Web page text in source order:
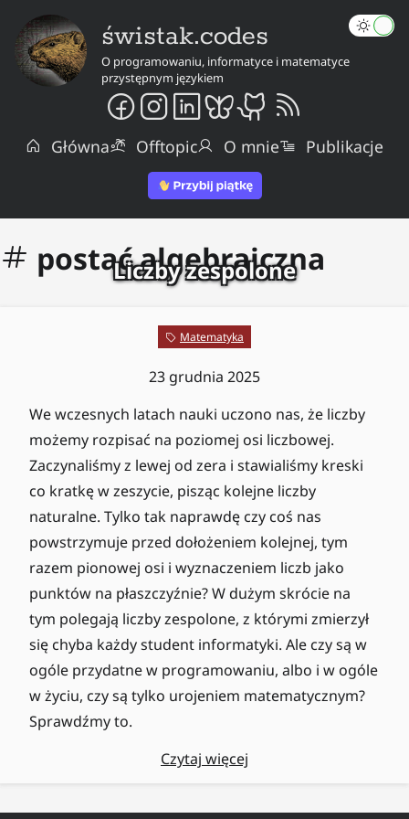
świstak.codes
O programowaniu, informatyce i matematyce
przystępnym językiem
Główna Offtopic O mnie Publikacje
postać algebraiczna
Liczby zespolone
Matematyka
23 grudnia 2025
We wczesnych latach nauki uczono nas, że liczby
możemy rozpisać na poziomej osi liczbowej.
Zaczynaliśmy z lewej od zera i stawialiśmy kreski
co kratkę w zeszycie, pisząc kolejne liczby
naturalne. Tylko tak naprawdę czy coś nas
powstrzymuje przed dołożeniem kolejnej, tym
razem pionowej osi i wyznaczeniem liczb jako
punktów na płaszczyźnie? W dużym skrócie na
tym polegają liczby zespolone, z którymi zmierzył
się chyba każdy student informatyki. Ale czy są w
ogóle przydatne w programowaniu, albo i w ogóle
w życiu, czy są tylko urojeniem matematycznym?
Sprawdźmy to.
Czytaj więcej